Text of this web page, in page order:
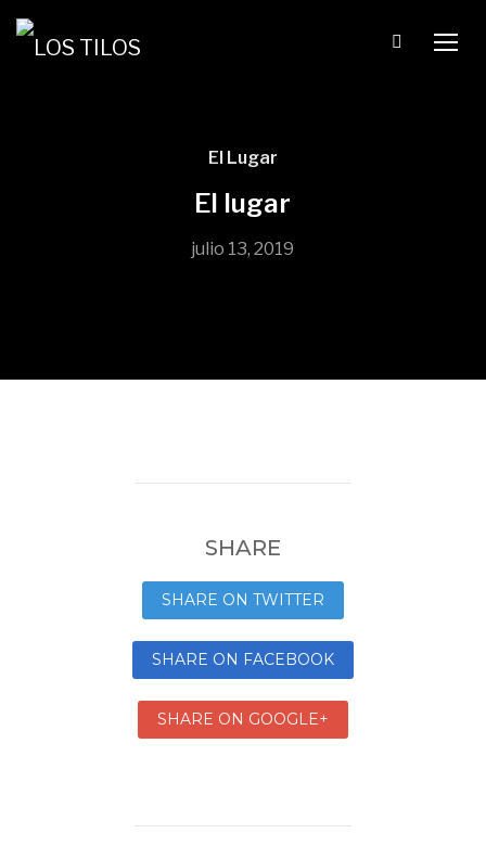
El Lugar
El lugar
julio 13, 2019
SHARE
SHARE ON TWITTER
SHARE ON FACEBOOK
SHARE ON GOOGLE+